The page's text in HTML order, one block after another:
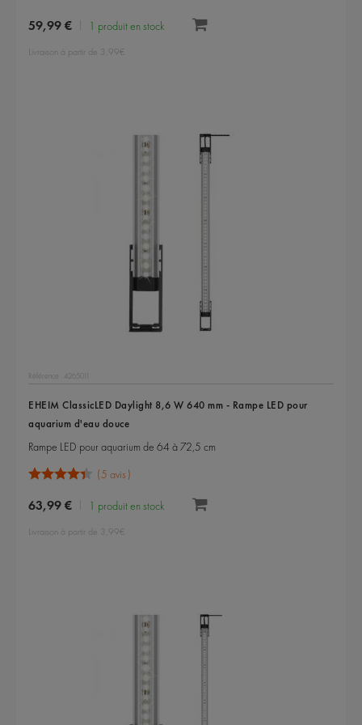
59,99 € 1 produit en stock
Livraison à partir de 3,99€
Référence : 4265011
EHEIM ClassicLED Daylight 8,6 W 640 mm - Rampe LED pour
aquarium d'eau douce
Rampe LED pour aquarium de 64 à 72,5 cm
5 avis
63,99 € 1 produit en stock
Livraison à partir de 3,99€